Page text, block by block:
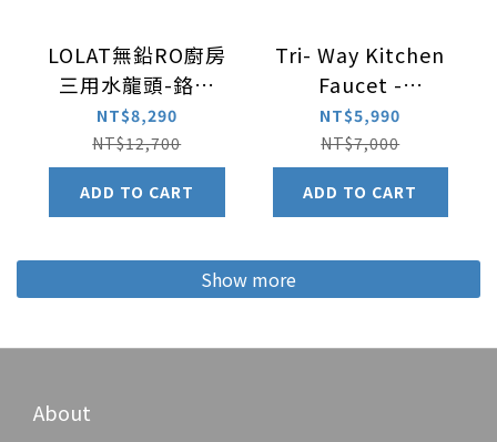
LOLAT無鉛RO廚房
三用水龍頭-鉻色
KRP2268LF
NT$8,290
NT$12,700
ADD TO CART
Tri- Way Kitchen
Faucet -
KWN1259LF
NT$5,990
NT$7,000
ADD TO CART
Show more
About